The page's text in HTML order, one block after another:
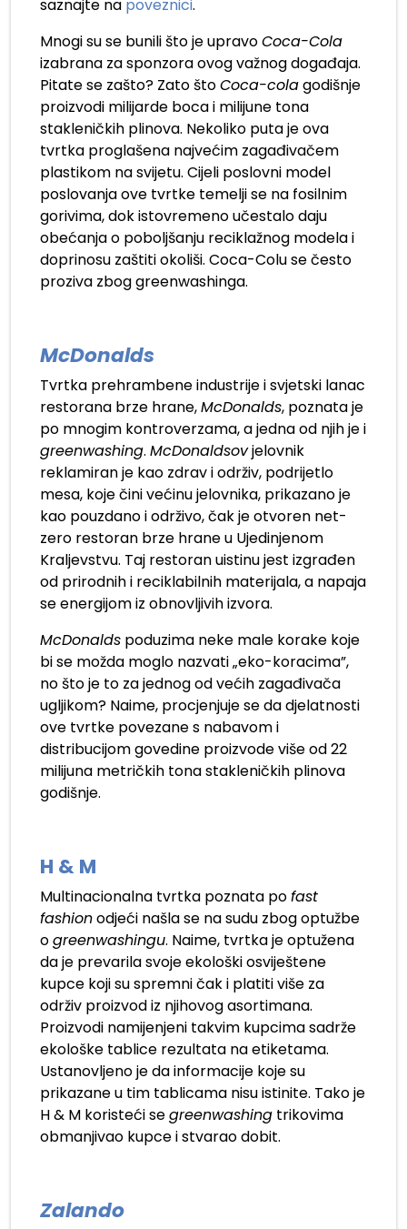
saznajte na poveznici.
Mnogi su se bunili što je upravoCoca-Cola
izabrana za sponzora ovog važnog događaja.
Pitate se zašto? Zato štoCoca-colagodišnje
proizvodi milijarde boca i milijune tona
stakleničkih plinova. Nekoliko puta je ova
tvrtka proglašena najvećim zagađivačem
plastikom na svijetu. Cijeli poslovni model
poslovanja ove tvrtke temelji se na fosilnim
gorivima, dok istovremeno učestalo daju
obećanja o poboljšanju reciklažnog modela i
doprinosu zaštiti okoliši. Coca-Colu se često
proziva zbog greenwashinga.
McDonalds
Tvrtka prehrambene industrije i svjetski lanac
restorana brze hrane,McDonalds, poznata je
po mnogim kontroverzama, a jedna od njih je i
greenwashing. McDonaldsovjelovnik
reklamiran je kao zdrav i održiv, podrijetlo
mesa, koje čini većinu jelovnika, prikazano je
kao pouzdano i održivo, čak je otvoren net-
zero restoran brze hrane u Ujedinjenom
Kraljevstvu. Taj restoran uistinu jest izgrađen
od prirodnih i reciklabilnih materijala, a napaja
se energijom iz obnovljivih izvora.
McDonalds poduzima neke male korake koje
bi se možda moglo nazvati „eko-koracima”,
no što je to za jednog od većih zagađivača
ugljikom? Naime, procjenjuje se da djelatnosti
ove tvrtke povezane s nabavom i
distribucijom govedine proizvode više od 22
milijuna metričkih tona stakleničkih plinova
godišnje.
H & M
Multinacionalna tvrtka poznata pofast
fashionodjeći našla se na sudu zbog optužbe
ogreenwashingu. Naime, tvrtka je optužena
da je prevarila svoje ekološki osviještene
kupce koji su spremni čak i platiti više za
održiv proizvod iz njihovog asortimana.
Proizvodi namijenjeni takvim kupcima sadrže
ekološke tablice rezultata na etiketama.
Ustanovljeno je da informacije koje su
prikazane u tim tablicama nisu istinite. Tako je
H & M koristeći segreenwashing trikovima
obmanjivao kupce i stvarao dobit.
Zalando